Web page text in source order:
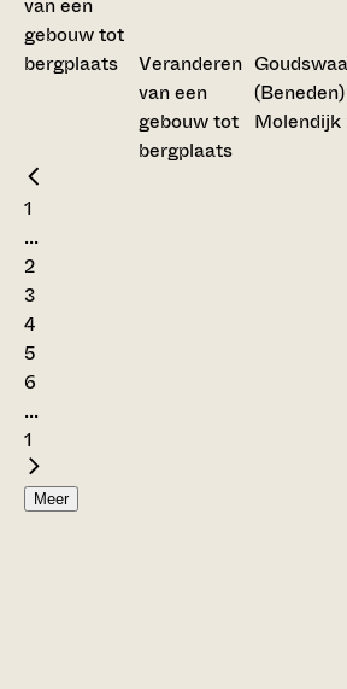
Veranderen
van een
gebouw tot
bergplaats
(Beneden)
Molendijk
1
...
2
3
4
5
6
...
1
Meer